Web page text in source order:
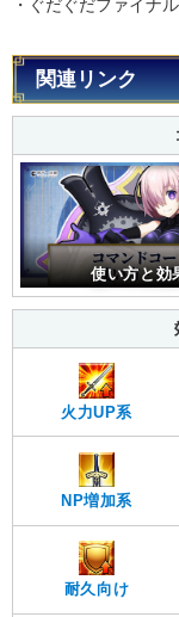
・ぐだぐだファイナ
関連リンク
使い方と効
火力UP系
NP増加系
耐久向け